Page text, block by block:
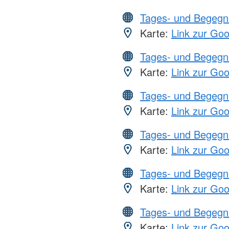
Tages- und
Karte: Link zur
Tages- und
Karte: Link zur
Tages- und
Karte: Link zur
Tages- und
Karte: Link zur
Tages- und
Karte: Link zur
Tages- und